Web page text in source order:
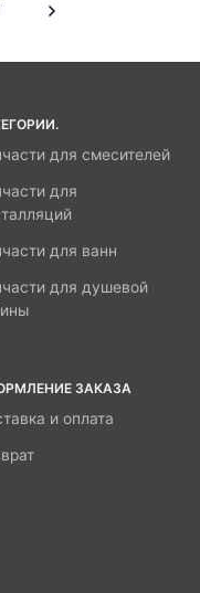
для смесителей
для
для ванн
для душевой
ЗАКАЗА
и оплата